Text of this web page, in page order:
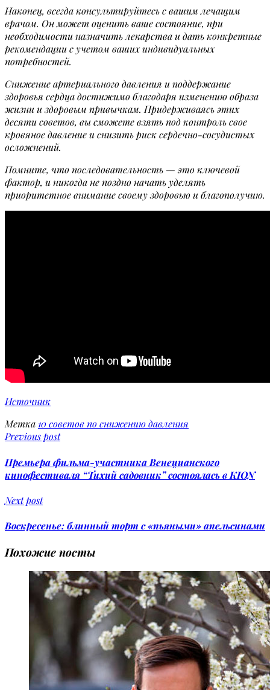
Наконец, всегда консультируйтесь с вашим лечащим
врачом. Он может оценить ваше состояние, при
необходимости назначить лекарства и дать конкретные
рекомендации с учетом ваших индивидуальных
потребностей.
Снижение артериального давления и поддержание
здоровья сердца достижимо благодаря изменению образа
жизни и здоровым привычкам. Придерживаясь этих
десяти советов, вы сможете взять под контроль свое
кровяное давление и снизить риск сердечно-сосудистых
осложнений.
Помните, что последовательность — это ключевой
фактор, и никогда не поздно начать уделять
приоритетное внимание своему здоровью и благополучию.
Источник
Метка 10 советов по снижению давления
Previous post
Премьера фильма-участника Венецианского
кинофестиваля “Тихий садовник” состоялась в KION
Next post
Воскресенье: блинный торт с «пьяными» апельсинами
Похожие посты